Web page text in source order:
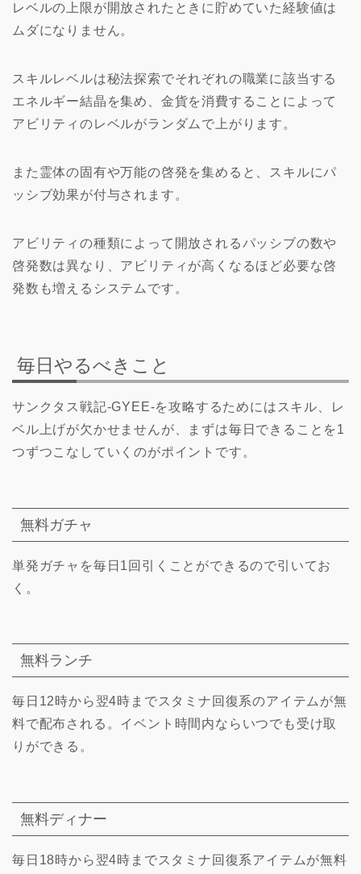
レベルの上限が開放されたときに貯めていた経験値は
ムダになりません。
スキルレベルは秘法探索でそれぞれの職業に該当する
エネルギー結晶を集め、金貨を消費することによって
アビリティのレベルがランダムで上がります。
また霊体の固有や万能の啓発を集めると、スキルにパ
ッシブ効果が付与されます。
アビリティの種類によって開放されるパッシブの数や
啓発数は異なり、アビリティが高くなるほど必要な啓
発数も増えるシステムです。
毎日やるべきこと
サンクタス戦記-GYEE-を攻略するためにはスキル、レ
ベル上げが欠かせませんが、まずは毎日できることを1
つずつこなしていくのがポイントです。
無料ガチャ
単発ガチャを毎日1回引くことができるので引いてお
く。
無料ランチ
毎日12時から翌4時までスタミナ回復系のアイテムが無
料で配布される。イベント時間内ならいつでも受け取
りができる。
無料ディナー
毎日18時から翌4時までスタミナ回復系アイテムが無料